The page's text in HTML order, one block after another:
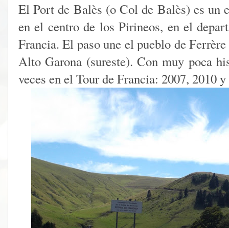
El Port de Balès (o Col de Balès) es un
en el centro de los Pirineos, en el
Francia. El paso une el pueblo de
Alto Garona (sureste). Con muy poca
veces en el Tour de Francia: 2007, 2010